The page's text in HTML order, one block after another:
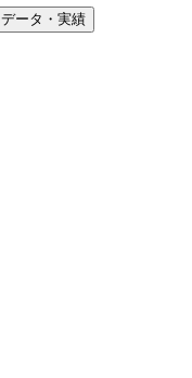
データ・実績